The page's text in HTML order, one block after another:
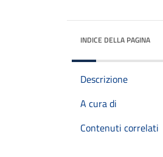
INDICE DELLA PAGINA
Descrizione
A cura di
Contenuti correlati